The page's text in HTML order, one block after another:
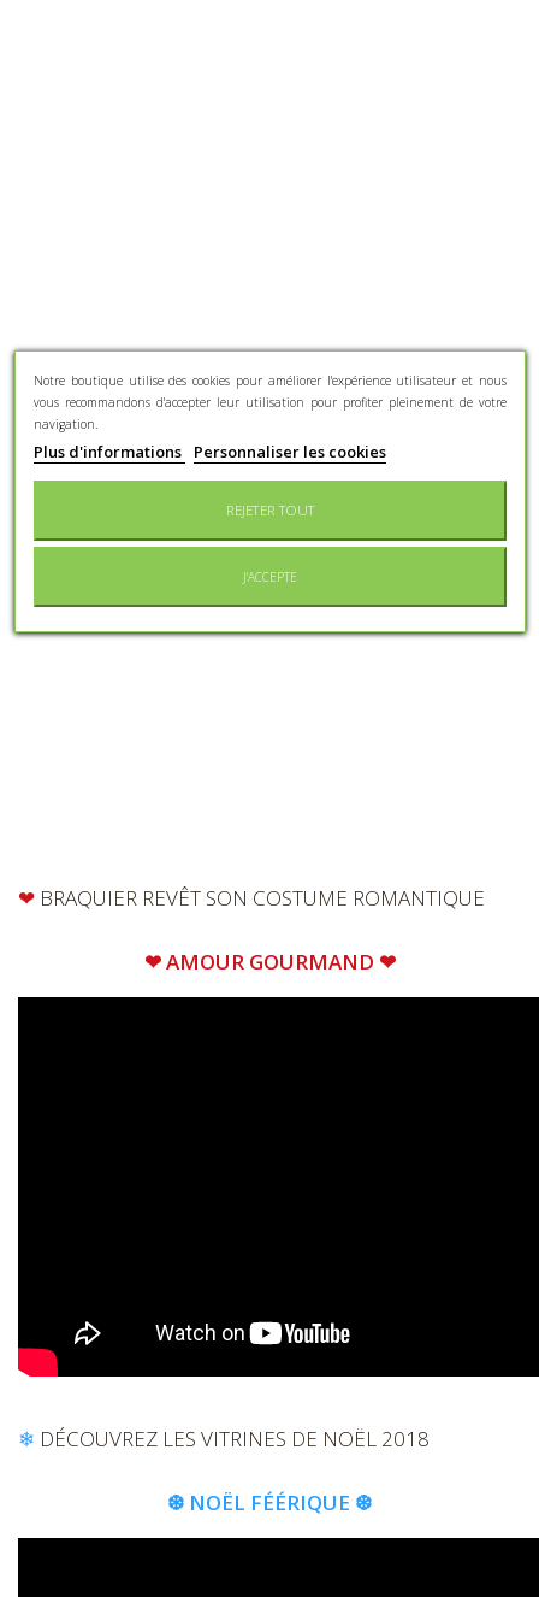
❤ BRAQUIER REVÊT SON COSTUME ROMANTIQUE
❤ AMOUR GOURMAND ❤
❄ DÉCOUVREZ LES VITRINES DE NOËL 2018
❆ NOËL FÉÉRIQUE ❆
Notre boutique utilise des cookies pour améliorer l'expérience utilisateur et nous
vous recommandons d'accepter leur utilisation pour profiter pleinement de votre
navigation.
Plus d'informations Personnaliser les cookies
REJETER TOUT
J'ACCEPTE